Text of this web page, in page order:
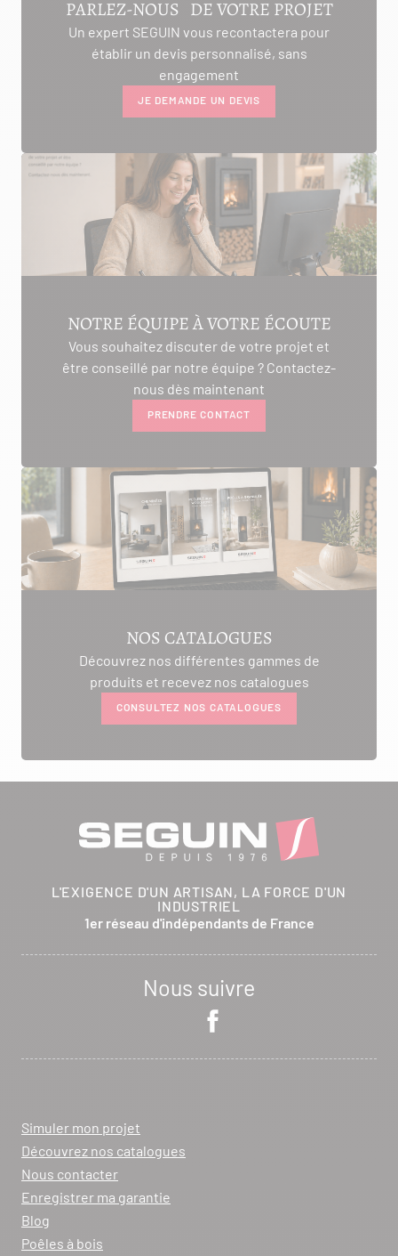
PARLEZ-NOUS DE VOTRE PROJET
Un expert SEGUIN vous recontactera pour
établir un devis personnalisé, sans
engagement
JE DEMANDE UN DEVIS
NOTRE ÉQUIPE À VOTRE ÉCOUTE
Vous souhaitez discuter de votre projet et
être conseillé par notre équipe ? Contactez-
nous dès maintenant
PRENDRE CONTACT
NOS CATALOGUES
Découvrez nos différentes gammes de
produits et recevez nos catalogues
CONSULTEZ NOS CATALOGUES
L'EXIGENCE D'UN ARTISAN, LA FORCE D'UN
INDUSTRIEL
1er réseau d'indépendants de France
Nous suivre
Simuler mon projet
Découvrez nos catalogues
Nous contacter
Enregistrer ma garantie
Blog
Poêles à bois